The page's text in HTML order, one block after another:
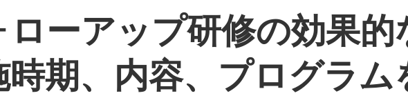
ローアップ研修の効果的
期、内容、プログラム